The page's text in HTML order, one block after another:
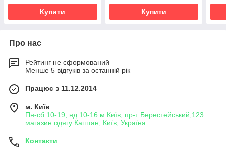
Купити Купити
Про нас
Рейтинг не сформований
Менше 5 відгуків за останній рік
Працює з 11.12.2014
м. Київ
Пн-сб 10-19, нд 10-16 м.Київ, пр-т Берестейський,123
магазин одягу Каштан, Київ, Україна
Контакти